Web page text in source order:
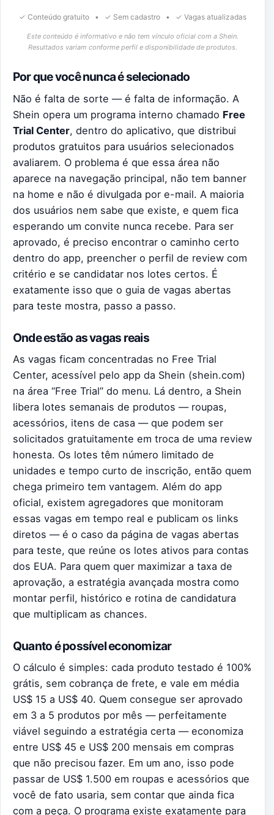
✓ Conteúdo gratuito • ✓ Sem cadastro • ✓ Vagas atualizadas
Este conteúdo é informativo e não tem vínculo oficial com a Shein.
Resultados variam conforme perfil e disponibilidade de produtos.
Por que você nunca é selecionado
Não é falta de sorte — é falta de informação. A
Shein opera um programa interno chamado Free
Trial Center, dentro do aplicativo, que distribui
produtos gratuitos para usuários selecionados
avaliarem. O problema é que essa área não
aparece na navegação principal, não tem banner
na home e não é divulgada por e-mail. A maioria
dos usuários nem sabe que existe, e quem fica
esperando um convite nunca recebe. Para ser
aprovado, é preciso encontrar o caminho certo
dentro do app, preencher o perfil de review com
critério e se candidatar nos lotes certos. É
exatamente isso que o guia de vagas abertas
para teste mostra, passo a passo.
Onde estão as vagas reais
As vagas ficam concentradas no Free Trial
Center, acessível pelo app da Shein (shein.com)
na área “Free Trial” do menu. Lá dentro, a Shein
libera lotes semanais de produtos — roupas,
acessórios, itens de casa — que podem ser
solicitados gratuitamente em troca de uma review
honesta. Os lotes têm número limitado de
unidades e tempo curto de inscrição, então quem
chega primeiro tem vantagem. Além do app
oficial, existem agregadores que monitoram
essas vagas em tempo real e publicam os links
diretos — é o caso da página de vagas abertas
para teste, que reúne os lotes ativos para contas
dos EUA. Para quem quer maximizar a taxa de
aprovação, a estratégia avançada mostra como
montar perfil, histórico e rotina de candidatura
que multiplicam as chances.
Quanto é possível economizar
O cálculo é simples: cada produto testado é 100%
grátis, sem cobrança de frete, e vale em média
US$ 15 a US$ 40. Quem consegue ser aprovado
em 3 a 5 produtos por mês — perfeitamente
viável seguindo a estratégia certa — economiza
entre US$ 45 e US$ 200 mensais em compras
que não precisou fazer. Em um ano, isso pode
passar de US$ 1.500 em roupas e acessórios que
você de fato usaria, sem contar que ainda fica
com a peça. O programa existe exatamente para